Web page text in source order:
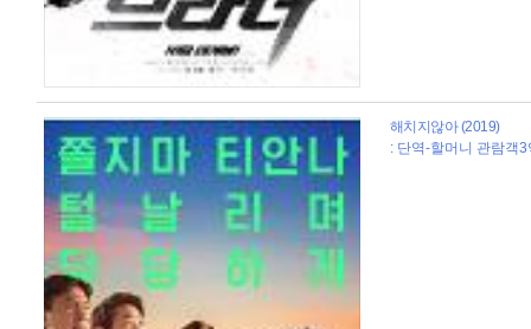
해치지않아 (2019)
: 단역-할머니 관람객3